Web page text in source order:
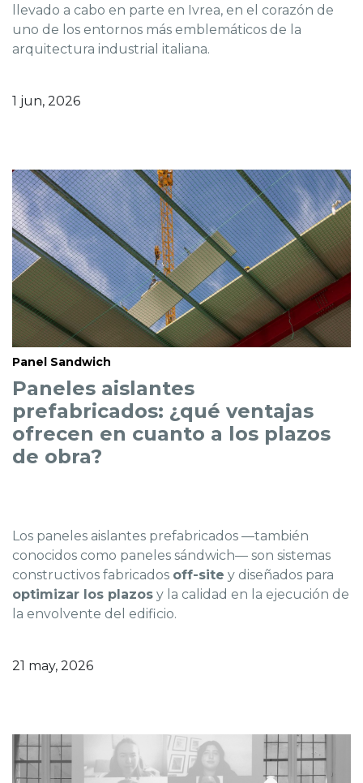
llevado a cabo en parte en Ivrea, en el corazón de
uno de los entornos más emblemáticos de la
arquitectura industrial italiana.
1 jun, 2026
Panel Sandwich
Paneles aislantes
prefabricados: ¿qué ventajas
ofrecen en cuanto a los plazos
de obra?
Los paneles aislantes prefabricados —también
conocidos como paneles sándwich— son sistemas
constructivos fabricados off-site y diseñados para
optimizar los plazos y la calidad en la ejecución de
la envolvente del edificio.
21 may, 2026